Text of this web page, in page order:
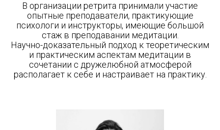
В организации ретрита принимали участие
опытные преподаватели, практикующие
психологи и инструкторы, имеющие большой
стаж в преподавании медитации.
Научно-доказательный подход к теоретическим
и практическим аспектам медитации в
сочетании с дружелюбной атмосферой
располагает к себе и настраивает на практику.